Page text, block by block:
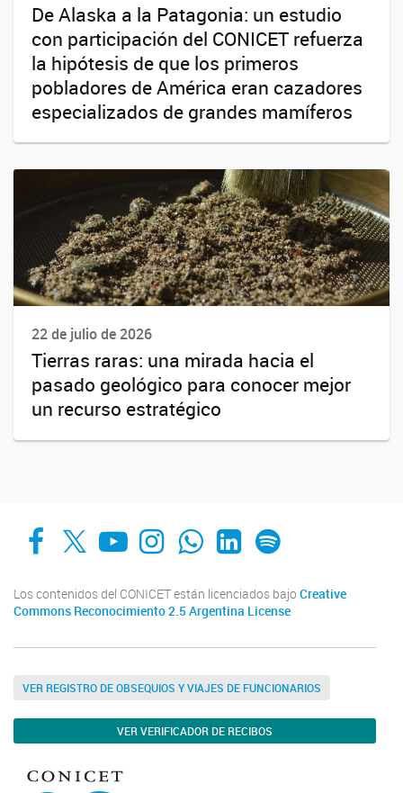
De Alaska a la Patagonia: un estudio
con participación del CONICET refuerza
la hipótesis de que los primeros
pobladores de América eran cazadores
especializados de grandes mamíferos
22 de julio de 2026
Tierras raras: una mirada hacia el
pasado geológico para conocer mejor
un recurso estratégico
Facebook
X YouTube
Instagram
Whats AppLinkedIn
Spotify
Los contenidos del CONICET están licenciados bajo Creative
Commons Reconocimiento 2.5 Argentina License
VER REGISTRO DE OBSEQUIOS Y VIAJES DE FUNCIONARIOS
VER VERIFICADOR DE RECIBOS